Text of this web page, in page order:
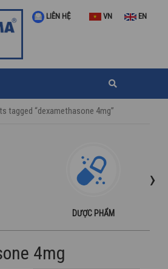
LIÊN HỆ VN EN
tagged “dexamethasone 4mg”
DƯỢC PHẨM
›
4mg